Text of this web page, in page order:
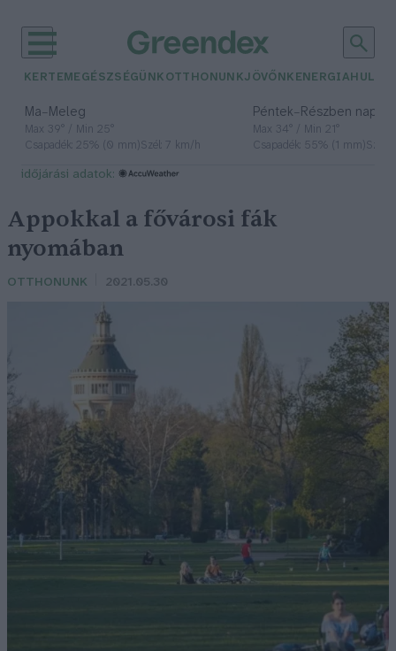
KERTEM EGÉSZSÉGÜNK OTTHONUNKJÖVŐNK ENERGIA
Ma– Meleg
Max 39° / Min 25°
Csapadék: 25% (0 mm)Szél: 7 km/h
Péntek– Részben
Max 34° / Min 21°
Csapadék: 55% (1 mm)Szél:
időjárási adatok:
Appokkal a fővárosi fák
nyomában
OTTHONUNK 2021.05.30